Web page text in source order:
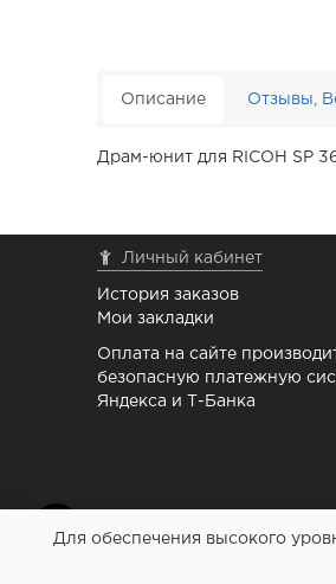
Описание Отзывы,
Драм-юнит для RICOH SP
Личный кабинет
История заказов
Мои закладки
Оплата на сайте
безопасную платежную
Яндекса и Т-Банка
Для обеспечения высокого